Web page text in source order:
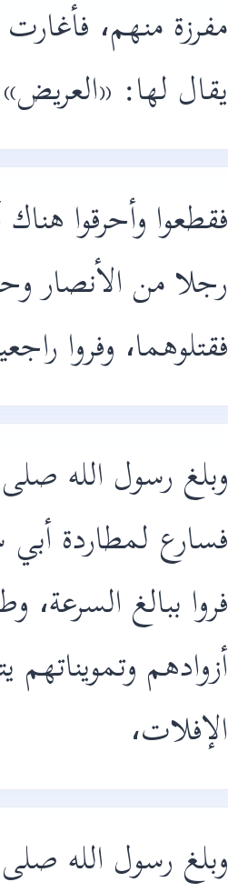
مفرزة منهم،
يقال لها:
فقطعوا وأحرقوا
رجلا من الأنصار
فقتلوهما، وفروا
وبلغ رسول الله
فسارع لمطاردة
فروا ببالغ السرعة،
أزوادهم
الإفلات،
وبلغ رسول الله صلى